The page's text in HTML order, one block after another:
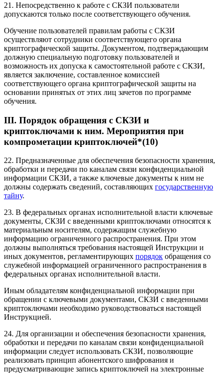
21. Непосредственно к работе с СКЗИ пользователи
допускаются только после соответствующего обучения.
Обучение пользователей правилам работы с СКЗИ
осуществляют сотрудники соответствующего органа
криптографической защиты. Документом, подтверждающим
должную специальную подготовку пользователей и
возможность их допуска к самостоятельной работе с СКЗИ,
является заключение, составленное комиссией
соответствующего органа криптографической защиты на
основании принятых от этих лиц зачетов по программе
обучения.
III. Порядок обращения с СКЗИ и
криптоключами к ним. Мероприятия при
компрометации криптоключей*(10)
22. Предназначенные для обеспечения безопасности хранения,
обработки и передачи по каналам связи конфиденциальной
информации СКЗИ, а также ключевые документы к ним не
должны содержать сведений, составляющих государственную
тайну.
23. В федеральных органах исполнительной власти ключевые
документы, СКЗИ с введенными криптоключами относятся к
материальным носителям, содержащим служебную
информацию ограниченного распространения. При этом
должны выполняться требования настоящей Инструкции и
иных документов, регламентирующих порядок обращения со
служебной информацией ограниченного распространения в
федеральных органах исполнительной власти.
Иным обладателям конфиденциальной информации при
обращении с ключевыми документами, СКЗИ с введенными
криптоключами необходимо руководствоваться настоящей
Инструкцией.
24. Для организации и обеспечения безопасности хранения,
обработки и передачи по каналам связи конфиденциальной
информации следует использовать СКЗИ, позволяющие
реализовать принцип абонентского шифрования и
предусматривающие запись криптоключей на электронные